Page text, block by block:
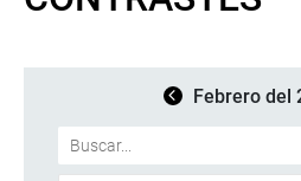
Febrero del